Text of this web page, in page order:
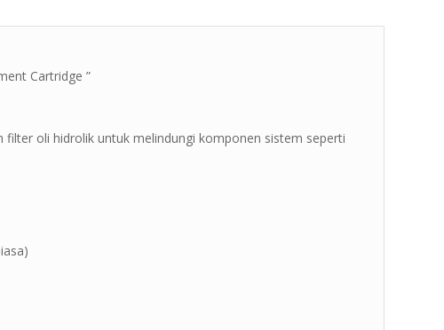
Cartridge ”
filter oli hidrolik untuk melindungi komponen sistem seperti